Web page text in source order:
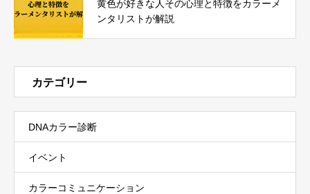
黄色が好きな人その心理と特徴をカラーメ
ンタリストが解説
カテゴリー
DNAカラー診断
イベント
カラーコミュニケーション